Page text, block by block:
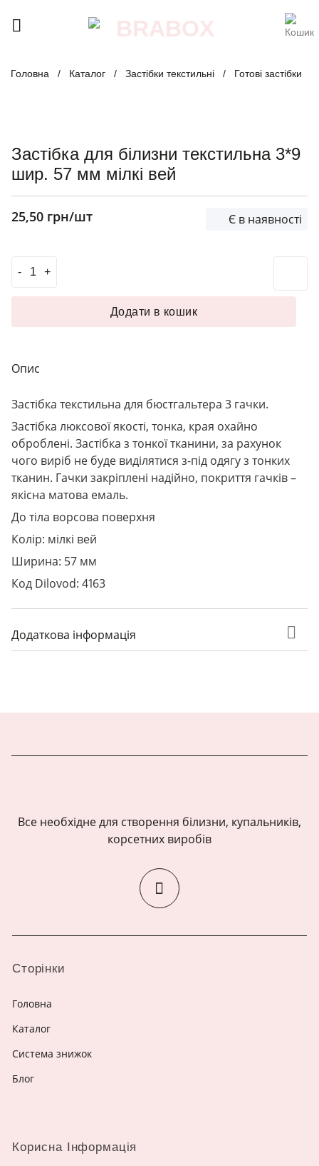
Головна / Каталог / Застібки текстильні / Готові застібки
Застібка для білизни текстильна 3*9
шир. 57 мм мілкі вей
25,50 грн/шт Є в наявності
Опис
Застібка текстильна для бюстгальтера 3 гачки.
Застібка люксової якості, тонка, края охайно
оброблені. Застібка з тонкої тканини, за рахунок
чого виріб не буде виділятися з-під одягу з тонких
тканин. Гачки закріплені надійно, покриття гачків –
якісна матова емаль.
До тіла ворсова поверхня
Колір: мілкі вей
Ширина: 57 мм
Код Dilovod: 4163
Додаткова інформація
Застібка для білизни текстильна 3*9 шир. 57 мм мілкі
Додати в кошик
Все необхідне для створення білизни, купальників,
корсетних виробів
Сторінки
Головна
Каталог
Система знижок
Блог
Корисна Інформація